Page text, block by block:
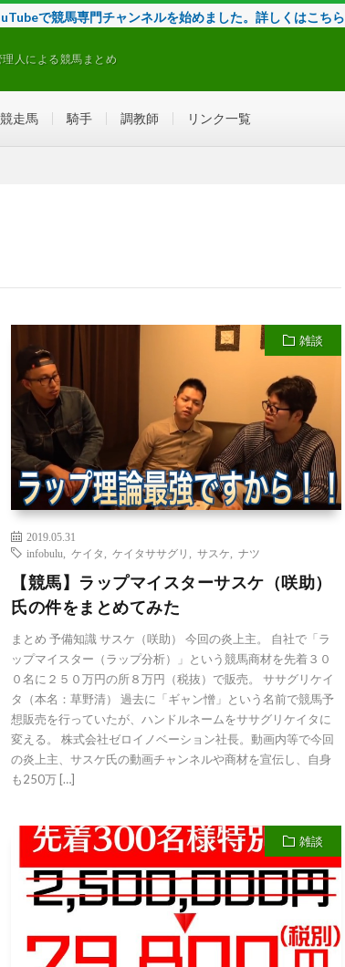
で競馬専門チャンネルを始めました。詳しくはこちら
人による競馬まとめ
競走馬 騎手 調教師 リンク一覧
雑談
2019.05.31
infobulu
,ケイタ ,ケイタササグリ ,サスケ ,ナツ
【競馬】ラップマイスターサスケ（咲助）
氏の件をまとめてみた
まとめ 予備知識 サスケ（咲助） 今回の炎上主。 自社で「ラ
ップマイスター（ラップ分析）」という競馬商材を先着３０
０名に２５０万円の所８万円（税抜）で販売。 ササグリケイ
タ（本名：草野清） 過去に「ギャン憎」という名前で競馬予
想販売を行っていたが、ハンドルネームをササグリケイタに
変える。 株式会社ゼロイノベーション社長。動画内等で今回
の炎上主、サスケ氏の動画チャンネルや商材を宣伝し、自身
も250万 […]
雑談